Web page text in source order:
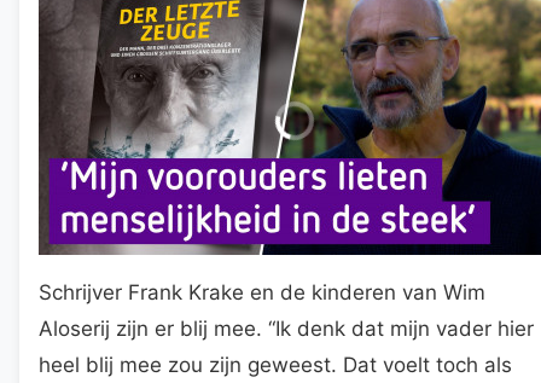
Schrijver Frank Krake en de kinderen van Wim
Aloserij zijn er blij mee. “Ik denk dat mijn vader hier
heel blij mee zou zijn geweest. Dat voelt toch als